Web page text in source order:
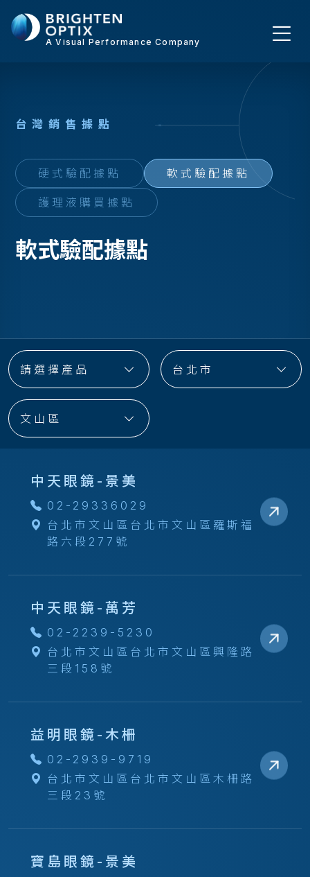
A Visual Performance Company
台灣銷 售據點
硬式驗配據點 軟式驗配據點
護理液購買據點
軟式驗配據點
請選擇產品 台北市
文山區
中天眼鏡-景美
02-29336029
台北市文山區台北市文山區羅斯福
路六段277號
中天眼鏡-萬芳
02-2239-5230
台北市文山區台北市文山區興隆路
三段158號
益明眼鏡-木柵
02-2939-9719
台北市文山區台北市文山區木柵路
三段23號
寶島眼鏡-景美